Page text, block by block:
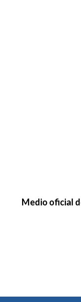
Medio oficial